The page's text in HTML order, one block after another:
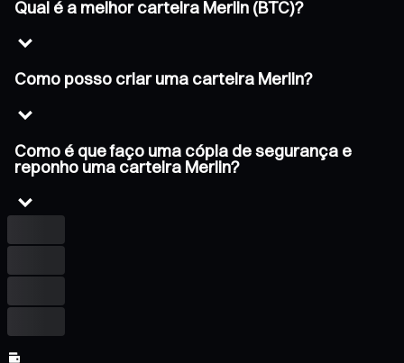
Qual é a melhor carteira Merlin (BTC)?
Como posso criar uma carteira Merlin?
Como é que faço uma cópia de segurança e
reponho uma carteira Merlin?